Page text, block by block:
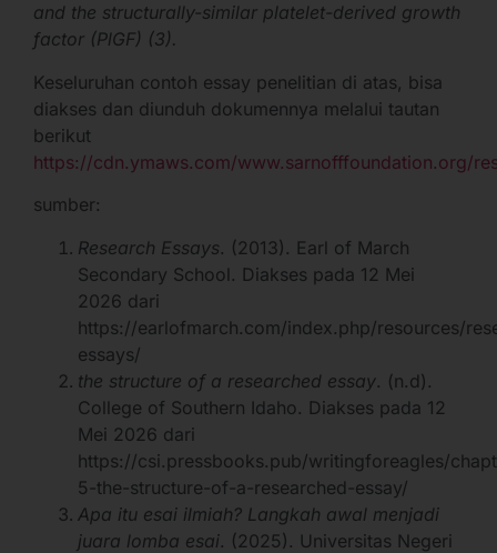
and the structurally-similar platelet-derived growth
factor (PlGF) (3).
Keseluruhan contoh essay penelitian di atas, bisa
diakses dan diunduh dokumennya melalui tautan
berikut
https://cdn.ymaws.com/www.sarnofffoundation.org/
sumber:
Research Essays. (2013). Earl of March
Secondary School. Diakses pada 12 Mei
2026 dari
https://earlofmarch.com/index.php/resources/
essays/
the structure of a researched essay. (n.d).
College of Southern Idaho. Diakses pada 12
Mei 2026 dari
https://csi.pressbooks.pub/writingforeagles/
5-the-structure-of-a-researched-essay/
Apa itu esai ilmiah? Langkah awal menjadi
juara lomba esai. (2025). Universitas Negeri